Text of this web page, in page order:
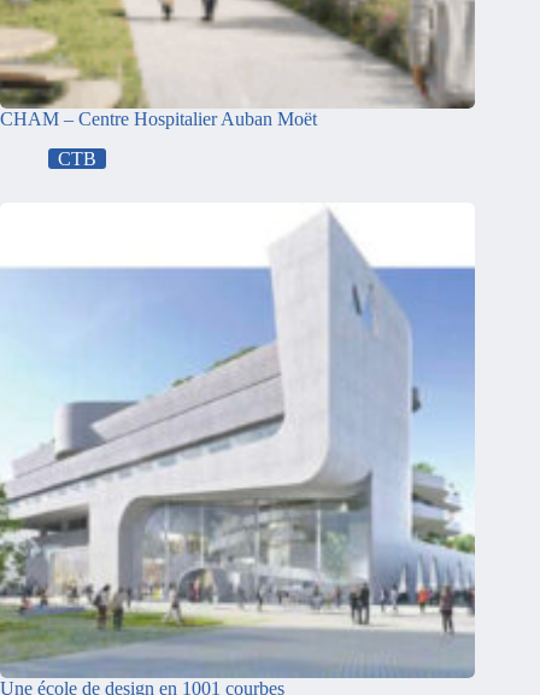
CHAM – Centre Hospitalier Auban Moët
CTB
Une école de design en 1001 courbes